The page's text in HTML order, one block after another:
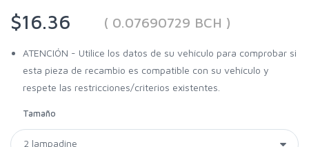
$16.36
( 0.07690729 BCH )
ATENCIÓN - Utilice los datos de su vehículo para comprobar si
esta pieza de recambio es compatible con su vehículo y
respete las restricciones/criterios existentes.
Tamaño